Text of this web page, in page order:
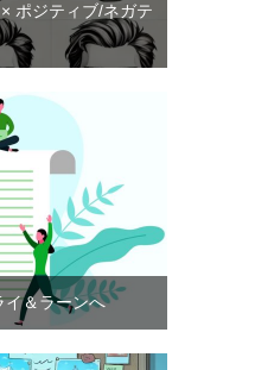
ポジティブ/ネガテ
イ＆ラーンへ